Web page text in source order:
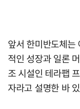
앞서 한미반도체는
적인 성장과 일론
조 시설인 테라팹
자라고 설명한 바